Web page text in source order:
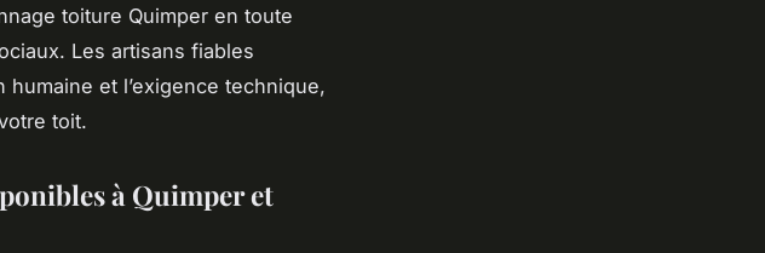
toiture Quimper en toute
Les artisans fiables
et l’exigence technique,
toit.
à Quimper et